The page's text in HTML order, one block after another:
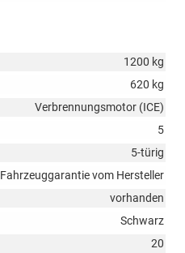
1200 kg
620 kg
Verbrennungsmotor (ICE)
5
5-türig
Fahrzeuggarantie vom Hersteller
vorhanden
Schwarz
20